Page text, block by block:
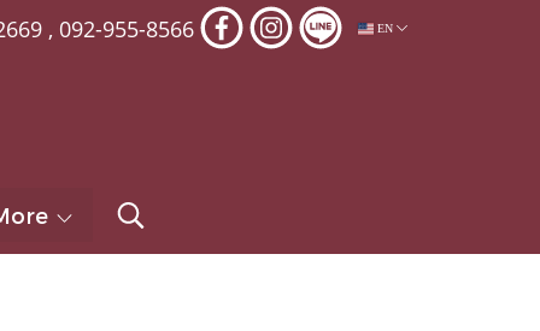
, 092-955-8566 EN